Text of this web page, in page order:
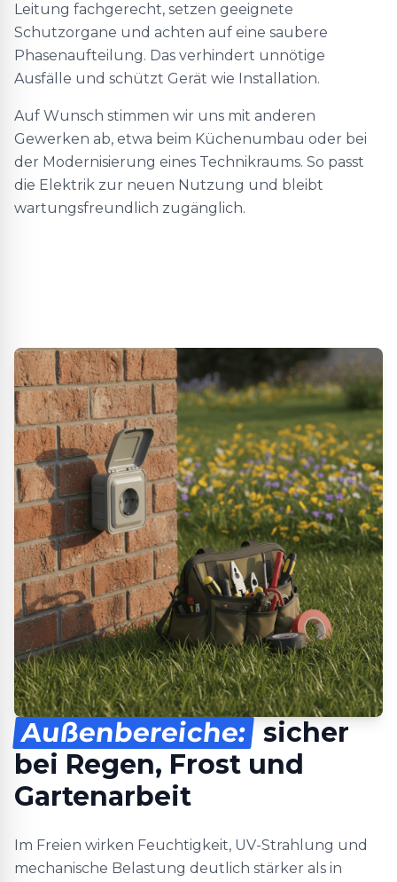
Leitung fachgerecht, setzen geeignete
Schutzorgane und achten auf eine saubere
Phasenaufteilung. Das verhindert unnötige
Ausfälle und schützt Gerät wie Installation.
Auf Wunsch stimmen wir uns mit anderen
Gewerken ab, etwa beim Küchenumbau oder bei
der Modernisierung eines Technikraums. So passt
die Elektrik zur neuen Nutzung und bleibt
wartungsfreundlich zugänglich.
Außenbereiche: sicher
bei Regen, Frost und
Gartenarbeit
Im Freien wirken Feuchtigkeit, UV-Strahlung und
mechanische Belastung deutlich stärker als in